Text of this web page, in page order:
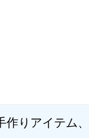
作りアイテム